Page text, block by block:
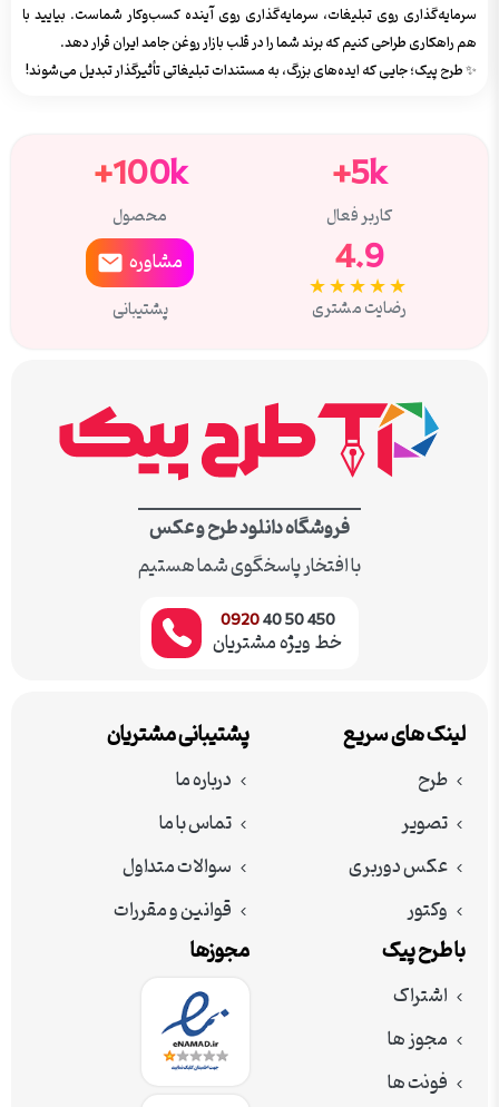
سرمایه‌گذاری روی تبلیغات، سرمایه‌گذاری روی آینده کسب‌وکار شماست. بیایید با
هم راهکاری طراحی کنیم که برند شما را در قلب بازار روغن جامد ایران قرار دهد.
✨ طرح پیک؛ جایی که ایده‌های بزرگ، به مستندات تبلیغاتی تأثیرگذار تبدیل می‌شوند!
5k+
کاربر فعال
100k+
محصول
4.9
★★★★★
رضایت مشتری
مشاوره
پشتیبانی
فروشگاه دانلود طرح و عکس
با افتخار پاسخگوی شما هستیم
450 50 40
0920
خط ویژه مشتریان
لینک های سریع
طرح
تصویر
عکس دوربری
وکتور
پشتیبانی مشتریان
درباره ما
تماس با ما
سوالات متداول
قوانین و مقررات
با طرح پیک
اشتراک
مجوز ها
فونت ها
مجوزها